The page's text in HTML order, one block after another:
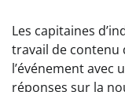
Les capitaines
travail de contenu
l’événement avec
réponses sur la